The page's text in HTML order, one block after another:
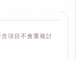
項目不會重複計